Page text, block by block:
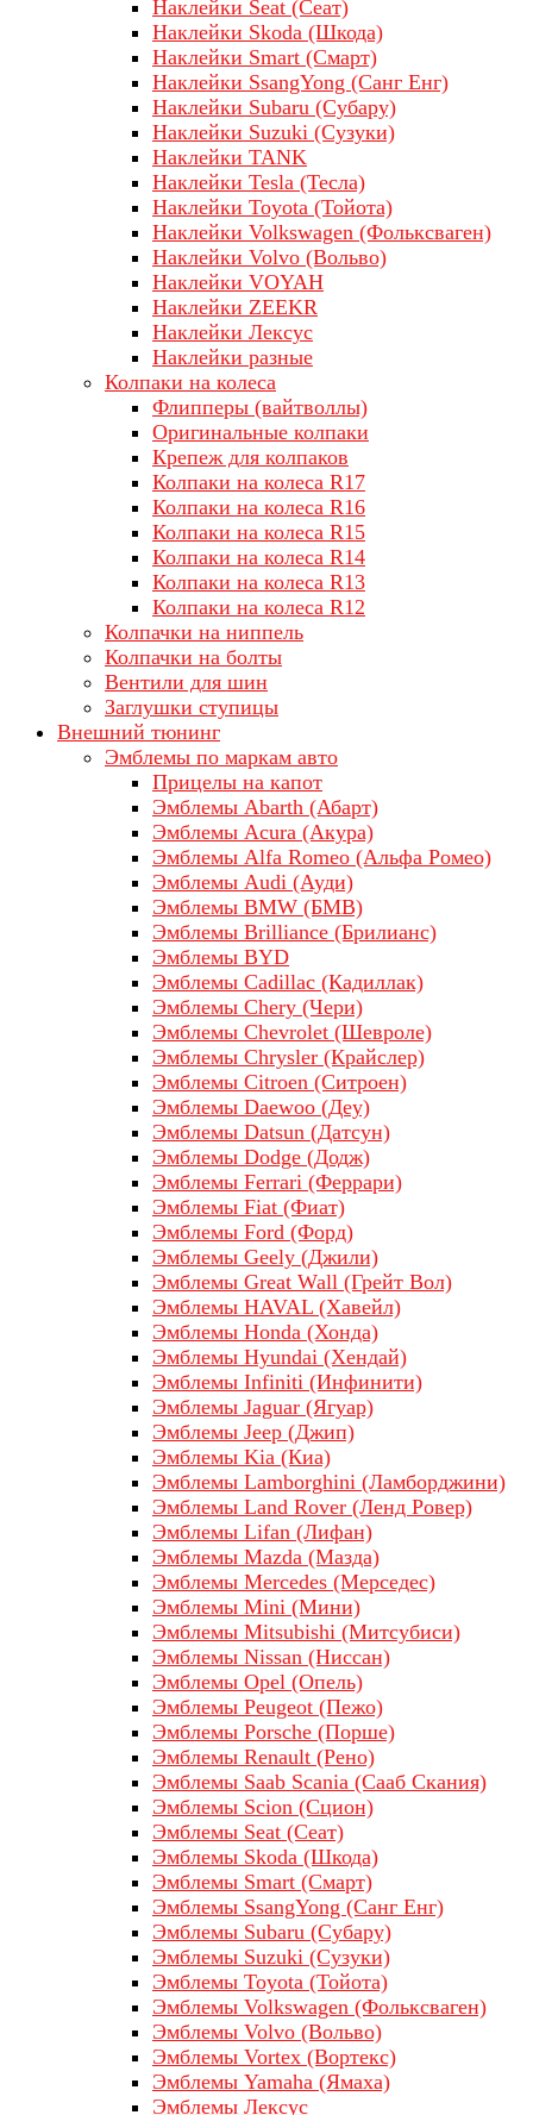
Наклейки Seat (Сеат)
Наклейки Skoda (Шкода)
Наклейки Smart (Смарт)
Наклейки SsangYong (Санг Енг)
Наклейки Subaru (Субару)
Наклейки Suzuki (Сузуки)
Наклейки TANK
Наклейки Tesla (Тесла)
Наклейки Toyota (Тойота)
Наклейки Volkswagen (Фольксваген)
Наклейки Volvo (Вольво)
Наклейки VOYAH
Наклейки ZEEKR
Наклейки Лексус
Наклейки разные
Колпаки на колеса
Флипперы (вайтволлы)
Оригинальные колпаки
Крепеж для колпаков
Колпаки на колеса R17
Колпаки на колеса R16
Колпаки на колеса R15
Колпаки на колеса R14
Колпаки на колеса R13
Колпаки на колеса R12
Колпачки на ниппель
Колпачки на болты
Вентили для шин
Заглушки ступицы
Внешний тюнинг
Эмблемы по маркам авто
Прицелы на капот
Эмблемы Abarth (Абарт)
Эмблемы Acura (Акура)
Эмблемы Alfa Romeo (Альфа Ромео)
Эмблемы Audi (Ауди)
Эмблемы BMW (БМВ)
Эмблемы Brilliance (Брилианс)
Эмблемы BYD
Эмблемы Cadillac (Кадиллак)
Эмблемы Chery (Чери)
Эмблемы Chevrolet (Шевроле)
Эмблемы Chrysler (Крайслер)
Эмблемы Citroen (Ситроен)
Эмблемы Daewoo (Деу)
Эмблемы Datsun (Датсун)
Эмблемы Dodge (Додж)
Эмблемы Ferrari (Феррари)
Эмблемы Fiat (Фиат)
Эмблемы Ford (Форд)
Эмблемы Geely (Джили)
Эмблемы Great Wall (Грейт Вол)
Эмблемы HAVAL (Хавейл)
Эмблемы Honda (Хонда)
Эмблемы Hyundai (Хендай)
Эмблемы Infiniti (Инфинити)
Эмблемы Jaguar (Ягуар)
Эмблемы Jeep (Джип)
Эмблемы Kia (Киа)
Эмблемы Lamborghini (Ламборджини)
Эмблемы Land Rover (Ленд Ровер)
Эмблемы Lifan (Лифан)
Эмблемы Mazda (Мазда)
Эмблемы Mercedes (Мерседес)
Эмблемы Mini (Мини)
Эмблемы Mitsubishi (Митсубиси)
Эмблемы Nissan (Ниссан)
Эмблемы Opel (Опель)
Эмблемы Peugeot (Пежо)
Эмблемы Porsche (Порше)
Эмблемы Renault (Рено)
Эмблемы Saab Scania (Сааб Скания)
Эмблемы Scion (Сцион)
Эмблемы Seat (Сеат)
Эмблемы Skoda (Шкода)
Эмблемы Smart (Смарт)
Эмблемы SsangYong (Санг Енг)
Эмблемы Subaru (Субару)
Эмблемы Suzuki (Сузуки)
Эмблемы Toyota (Тойота)
Эмблемы Volkswagen (Фольксваген)
Эмблемы Volvo (Вольво)
Эмблемы Vortex (Вортекс)
Эмблемы Yamaha (Ямаха)
Эмблемы Лексус